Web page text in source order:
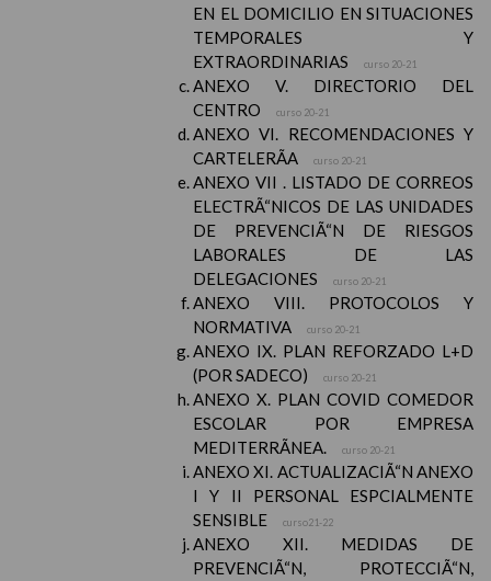
EN EL DOMICILIO EN SITUACIONES
TEMPORALES Y
EXTRAORDINARIAS
curso 20-21
ANEXO V. DIRECTORIO DEL
CENTRO
curso 20-21
ANEXO VI. RECOMENDACIONES Y
CARTELERÃA
curso 20-21
ANEXO VII . LISTADO DE CORREOS
ELECTRÃ“NICOS DE LAS UNIDADES
DE PREVENCIÃ“N DE RIESGOS
LABORALES DE LAS
DELEGACIONES
curso 20-21
ANEXO VIII. PROTOCOLOS Y
NORMATIVA
curso 20-21
ANEXO IX. PLAN REFORZADO L+D
(POR SADECO)
curso 20-21
ANEXO X. PLAN COVID COMEDOR
ESCOLAR POR EMPRESA
MEDITERRÃNEA.
curso 20-21
ANEXO XI. ACTUALIZACIÃ“N ANEXO
I Y II PERSONAL ESPCIALMENTE
SENSIBLE
curso21-22
ANEXO XII. MEDIDAS DE
PREVENCIÃ“N, PROTECCIÃ“N,